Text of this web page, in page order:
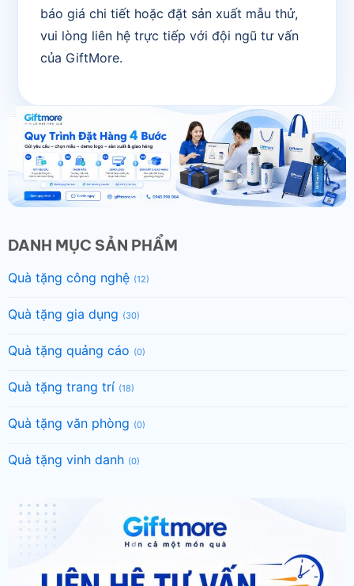
báo giá chi tiết hoặc đặt sản xuất mẫu thử,
vui lòng liên hệ trực tiếp với đội ngũ tư vấn
của GiftMore.
DANH MỤC SẢN PHẨM
Quà tặng công nghệ (12)
Quà tặng gia dụng (30)
Quà tặng quảng cáo (0)
Quà tặng trang trí (18)
Quà tặng văn phòng (0)
Quà tặng vinh danh (0)